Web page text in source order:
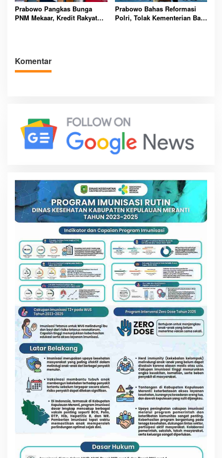
Prabowo Pangkas Bunga
PNM Mekaar, Kredit Rakyat
Prabowo Bahas Reformasi
Polri, Tolak Kementerian Baru
Komentar